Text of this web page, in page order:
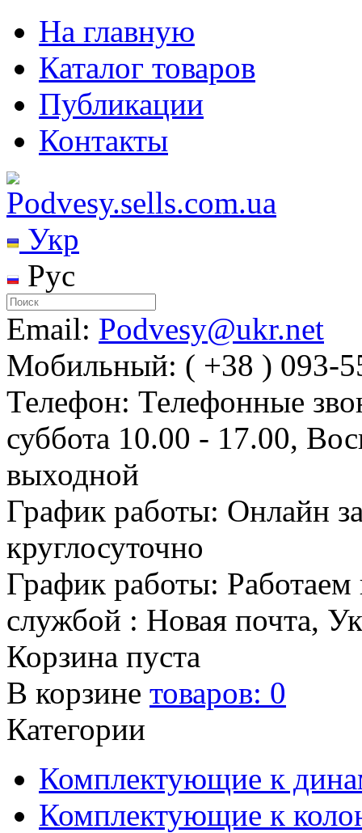
На главную
Каталог товаров
Публикации
Контакты
Укр
Рус
Email: Podvesy@ukr.net
Мобильный: ( +38 ) 093-
Телефон: Телефонные
суббота 10.00 - 17.00,
выходной
График работы: Онлайн
круглосуточно
График работы: Работаем
службой : Новая почта,
Корзина пуста
В корзине товаров: 0
Категории
Комплектующие к
Комплектующие к